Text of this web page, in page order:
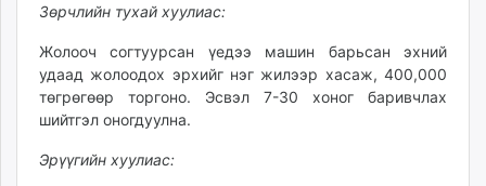
Зөрчлийн тухай хуулиас:
Жолооч согтуурсан үедээ машин барьсан эхний
удаад жолоодох эрхийг нэг жилээр хасаж, 400,000
төгрөгөөр торгоно. Эсвэл 7-30 хоног баривчлах
шийтгэл оногдуулна.
Эрүүгийн хуулиас: